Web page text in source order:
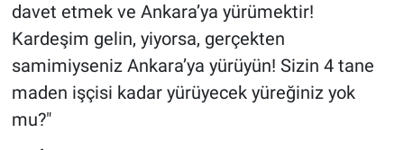
davet etmek ve Ankara’ya yürümektir!
Kardeşim gelin, yiyorsa, gerçekten
samimiyseniz Ankara’ya yürüyün! Sizin 4 tane
maden işçisi kadar yürüyecek yüreğiniz yok
mu?"